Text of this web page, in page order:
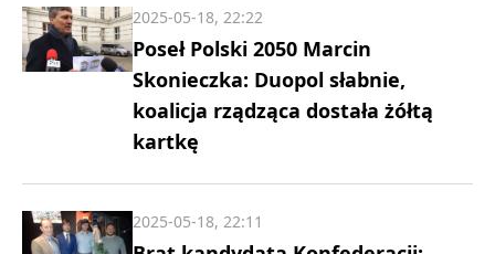
Poseł Polski 2050 Marcin
Skonieczka: Duopol słabnie,
koalicja rządząca dostała żółtą
kartkę
2025-05-18, 22:22
2025-05-18, 22:11